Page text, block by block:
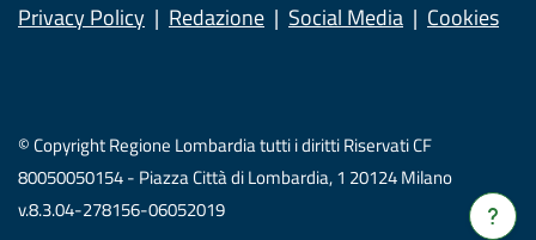
Verrà
Privacy Policy Redazione Social Media Cookies
© Copyright Regione Lombardia tutti i diritti Riservati CF
80050050154 - Piazza Città di Lombardia, 1 20124 Milano
v.8.3.04-278156-06052019